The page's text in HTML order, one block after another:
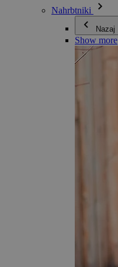
Nahrbtniki
Nazaj
Show more